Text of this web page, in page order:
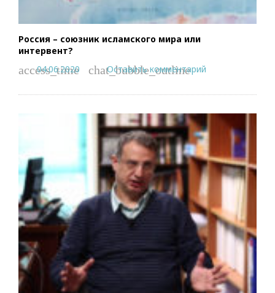
Россия – союзник исламского мира или
интервент?
access_time
04.06.2020 chat_bubble_outline
Оставить комментарий